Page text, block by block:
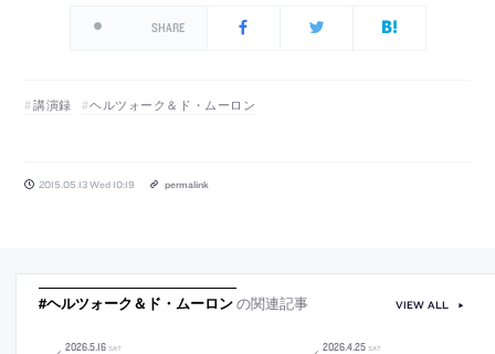
SHARE
講演録 ヘルツォーク＆ド・ムーロン
2015.05.13 Wed 10:19 permalink
#ヘルツォーク＆ド・ムーロンの関連記事
2026.5.16 SAT 2026.4.25 SAT
VIEW ALL